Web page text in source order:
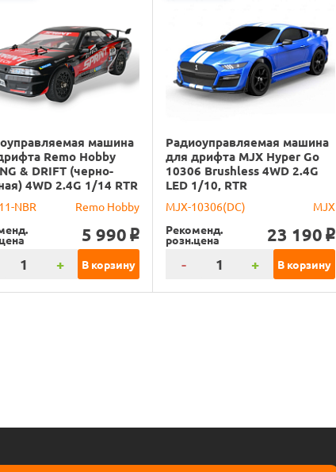
машина
Remo Hobby
& DRIFT (черно-
4WD 2.4G 1/14 RTR
NBR
Remo Hobby
5 990 o
+ В корзину
Радиоуправляемая машина
для дрифта MJX Hyper Go
10306 Brushless 4WD 2.4G
LED 1/10, RTR
MJX-10306(DC)
MJX
Рекоменд.
розн.цена 23 190 o
- + В корзину